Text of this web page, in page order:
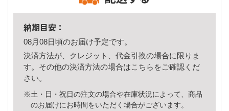
納期目安：
08月08日頃のお届け予定です。
決済方法が、クレジット、代金引換の場合に限りま
す。その他の決済方法の場合はこちら をご確認くだ
さい。
※土・日・祝日の注文の場合や在庫状況によって、商品
のお届けにお時間をいただく場合がございます。